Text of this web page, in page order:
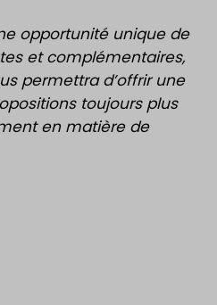
opportunité unique de
et complémentaires,
permettra d’offrir une
toujours plus
en matière de